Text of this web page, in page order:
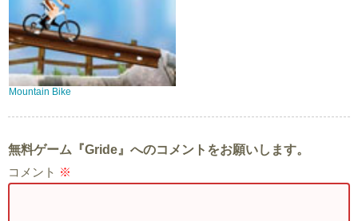
Mountain Bike
無料ゲーム『Gride』へのコメントをお願いします。
コメント ※